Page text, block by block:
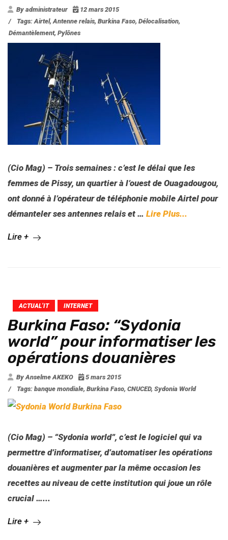
By administrateur
12 mars 2015
/
Tags: Airtel, Antenne relais, Burkina Faso, Délocalisation,
Démantèlement, Pylônes
(Cio Mag) – Trois semaines : c’est le délai que les
femmes de Pissy, un quartier à l’ouest de Ouagadougou,
ont donné à l’opérateur de téléphonie mobile Airtel pour
démanteler ses antennes relais et … Lire Plus...
Lire +
ACTUAL’IT INTERNET
Burkina Faso: “Sydonia
world” pour informatiser les
opérations douanières
By Anselme AKEKO
5 mars 2015
/
Tags: banque mondiale, Burkina Faso, CNUCED, Sydonia World
(Cio Mag) – “Sydonia world”, c’est le logiciel qui va
permettre d’informatiser, d’automatiser les opérations
douanières et augmenter par la même occasion les
recettes au niveau de cette institution qui joue un rôle
crucial …...
Lire +